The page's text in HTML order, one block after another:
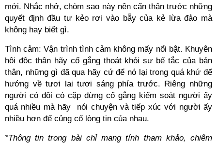
mới. Nhắc nhở, chòm sao này nên cẩn thận trước những
quyết định đầu tư kẻo rơi vào bẫy của kẻ lừa đảo mà
không hay biết gì.
Tình cảm: Vận trình tình cảm không mấy nổi bật. Khuyên
hội độc thân hãy cố gắng thoát khỏi sự bế tắc của bản
thân, những gì đã qua hãy cứ để nó lại trong quá khứ để
hướng về tươi lai tươi sáng phía trước. Riêng những
người có đôi có cặp đừng cố gắng kiểm soát người ấy
quá nhiều mà hãy nói chuyện và tiếp xúc với người ấy
nhiều hơn để củng cố lòng tin của nhau.
*Thông tin trong bài chỉ mang tính tham khảo, chiêm